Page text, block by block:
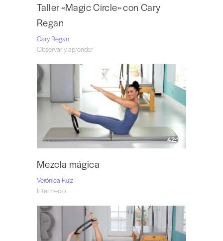
Taller «Magic Circle» con Cary
Regan
Cary Regan
Observar y aprender
42:10
Mezcla mágica
Verónica Ruiz
Intermedio